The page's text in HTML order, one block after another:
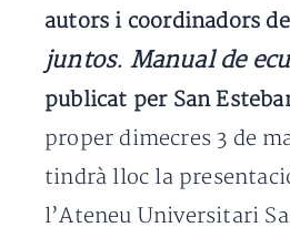
autors i coordinadors
juntos. Manual de
publicat per San
proper dimecres 3 de
tindrà lloc la
l’Ateneu Universitari